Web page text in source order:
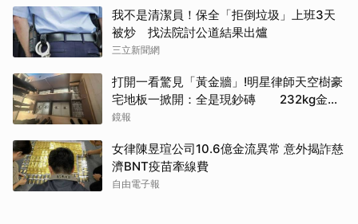
我不是清潔員！保全「拒倒垃圾」上班3天
被炒 找法院討公道結果出爐
三立新聞網
打開一看驚見「黃金牆」!明星律師天空樹豪
宅地板一掀開：全是現鈔磚 232kg金山
震撼影像曝
鏡報
女律陳昱瑄公司10.6億金流異常 意外揭詐慈
濟BNT疫苗牽線費
自由電子報
取消